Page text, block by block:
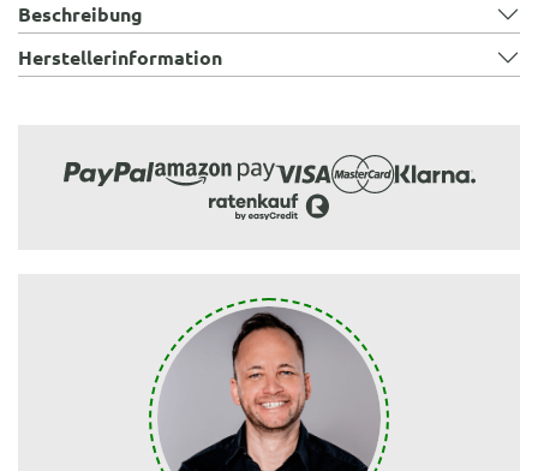
Beschreibung
Herstellerinformation